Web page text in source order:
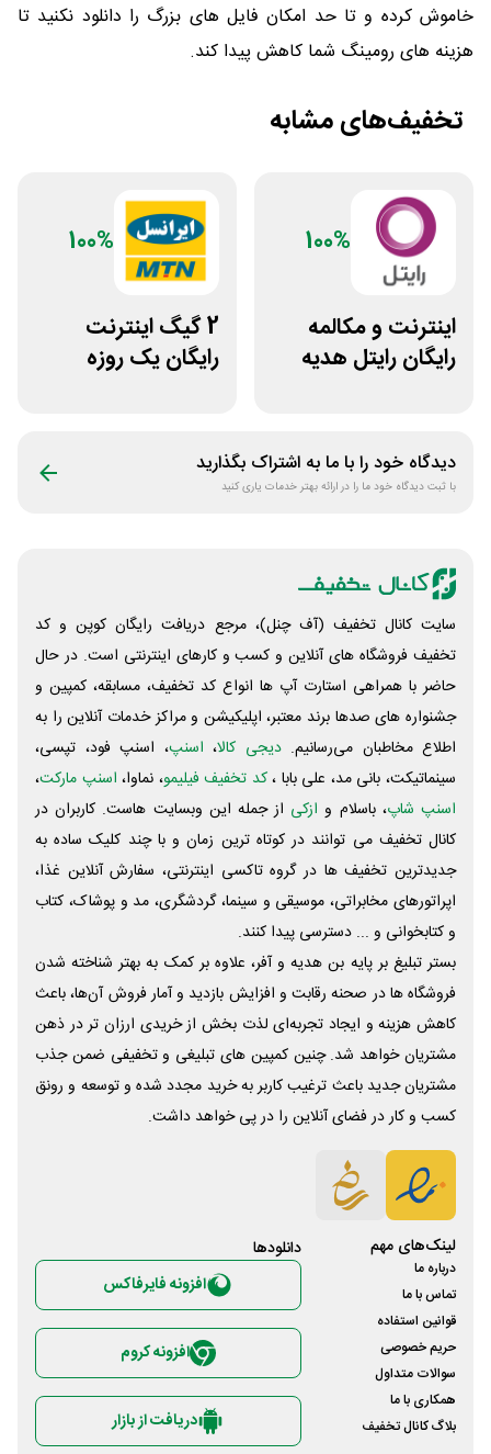
خاموش کرده و تا حد امکان فایل های بزرگ را دانلود نکنید تا
هزینه های رومینگ شما کاهش پیدا کند.
تخفیف‌های مشابه
100%
اینترنت و مکالمه
رایگان رایتل هدیه
100%
2 گیگ اینترنت
رایگان یک روزه
دیدگاه خود را با ما به اشتراک بگذارید
با ثبت دیدگاه خود ما را در ارائه بهتر خدمات یاری کنید
سایت کانال تخفیف (آف چنل)، مرجع دریافت رایگان کوپن و کد
تخفیف فروشگاه های آنلاین و کسب و‌ کارهای اینترنتی است. در حال
حاضر با همراهی استارت آپ ها انواع کد تخفیف، مسابقه، کمپین و
جشنواره های صدها برند معتبر، اپلیکیشن و مراکز خدمات آنلاین را به
اطلاع مخاطبان می‌رسانیم. دیجی کالا، اسنپ، اسنپ فود، تپسی،
سینماتیکت، بانی مد، علی‌ بابا ،کد تخفیف فیلیمو، نماوا، اسنپ مارکت،
اسنپ شاپ، باسلام و ازکی از جمله این وبسایت ‌هاست. کاربران در
کانال تخفیف می توانند در کوتاه ترین زمان و با چند کلیک ساده به
جدیدترین تخفیف ها در گروه تاکسی اینترنتی، سفارش آنلاین غذا،
اپراتورهای مخابراتی، موسیقی و سینما، گردشگری، مد و پوشاک، کتاب
و کتابخوانی و ... دسترسی پیدا کنند.
بستر تبلیغ بر پایه بن هدیه و آفر، علاوه بر کمک به بهتر شناخته شدن
فروشگاه ها در صحنه رقابت و افزایش بازدید و آمار فروش آن‌ها، باعث
کاهش هزینه و ایجاد تجربه‌ای لذت بخش از خریدی ارزان تر در ذهن
مشتریان خواهد شد. چنین کمپین های تبلیغی و تخفیفی ضمن جذب
مشتریان جدید باعث ترغیب کاربر به خرید مجدد شده و توسعه و رونق
کسب و کار در فضای آنلاین را در پی خواهد داشت.
لینک‌های مهم
درباره ما
تماس با ما
قوانین استفاده
حریم خصوصی
سوالات متداول
همکاری با ما
بلاگ کانال تخفیف
دانلود‌ها
افزونه فایرفاکس
افزونه کروم
دریافت از بازار